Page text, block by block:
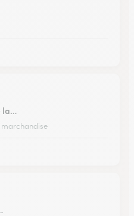
la…
marchandise